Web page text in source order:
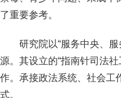
了重要参考。
研究院以“服务中央、
源。其设立的“指南针司法
作。承接政法系统、社会工
式。